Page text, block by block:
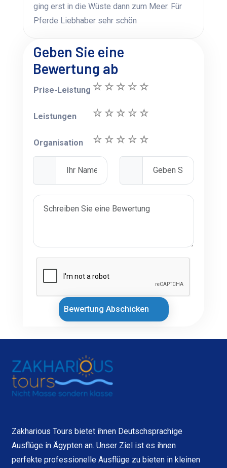
ging erst in die Wüste dann zum Meer. Für
Pferde Liebhaber sehr schön
Geben Sie eine
Bewertung ab
Prise-Leistung
Leistungen
Organisation
Bewertung Abschicken
Zakharious Tours bietet ihnen Deutschsprachige
Ausflüge in Ägypten an. Unser Ziel ist es ihnen
perfekte professionelle Ausflüge zu bieten in kleinen